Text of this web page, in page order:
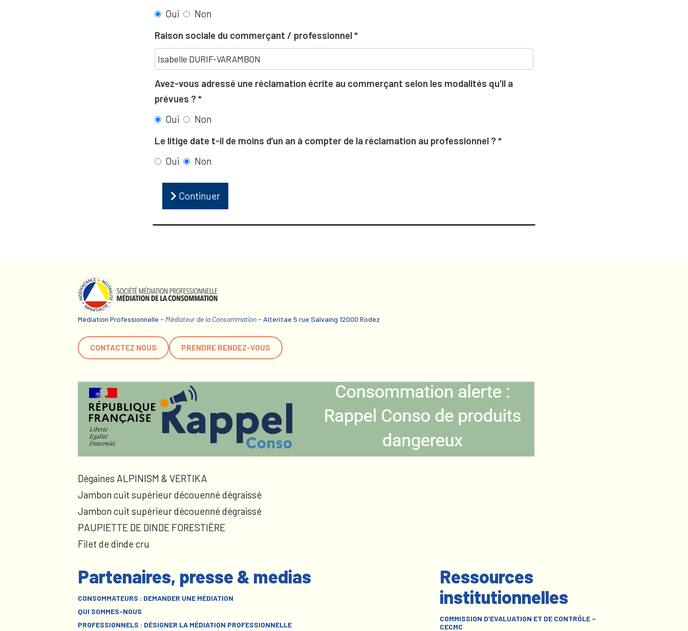
Oui
Non
Raison sociale du commerçant / professionnel
Avez-vous adressé une réclamation écrite au commerçant selon les modalités qu'il a
prévues ?
Oui
Non
Le litige date t-il de moins d’un an à compter de la réclamation au professionnel ?
Oui
Non
Continuer
Médiation Professionnelle - Médiateur de la Consommation - Alteritae 5 rue Salvaing 12000 Rodez
CONTACTEZ NOUS PRENDRE RENDEZ-VOUS
Dégaines ALPINISM & VERTIKA
Jambon cuit supérieur découenné dégraissé
Jambon cuit supérieur découenné dégraissé
PAUPIETTE DE DINDE FORESTIÈRE
Filet de dinde cru
Partenaires, presse & medias
CONSOMMATEURS : DEMANDER UNE MÉDIATION
QUI SOMMES-NOUS
PROFESSIONNELS : DÉSIGNER LA MÉDIATION PROFESSIONNELLE
Ressources
institutionnelles
COMMISSION D’EVALUATION ET DE CONTRÔLE –
CECMC